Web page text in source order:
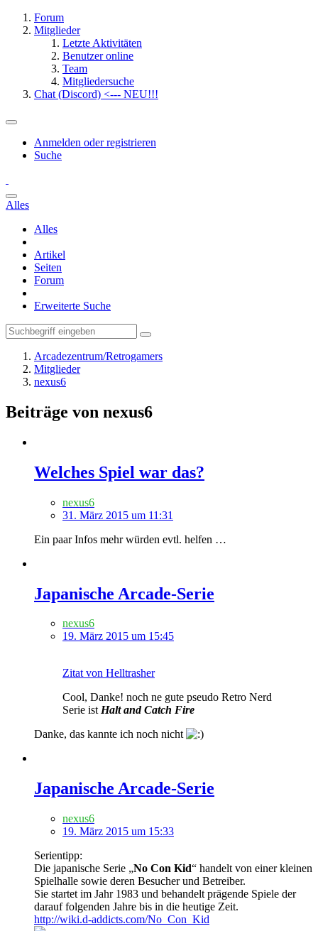
Forum
Mitglieder
Letzte Aktivitäten
Benutzer online
Team
Mitgliedersuche
Chat (Discord) <--- NEU!!!
Anmelden oder registrieren
Suche
Alles
Alles
Artikel
Seiten
Forum
Erweiterte Suche
Arcadezentrum/Retrogamers
Mitglieder
nexus6
Beiträge von nexus6
Welches Spiel war das?
nexus6
31. März 2015 um 11:31
Ein paar Infos mehr würden evtl. helfen …
Japanische Arcade-Serie
nexus6
19. März 2015 um 15:45
Zitat von Helltrasher
Cool, Danke! noch ne gute pseudo Retro Nerd
Serie istHalt and Catch Fire
Danke, das kannte ich noch nicht
Japanische Arcade-Serie
nexus6
19. März 2015 um 15:33
Serientipp:
Die japanische Serie „No Con Kid“ handelt von einer kleinen
Spielhalle sowie deren Besucher und Betreiber.
Sie startet im Jahr 1983 und behandelt prägende Spiele der
darauf folgenden Jahre bis in die heutige Zeit.
http://wiki.d-addicts.com/No_Con_Kid